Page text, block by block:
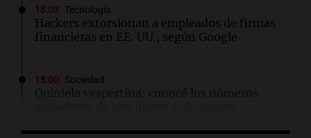
18:03 Tecnología
Hackers extorsionan a empleados de firmas
financieras en EE. UU., según Google
18:00 Sociedad
Quiniela vespertina: conocé los números